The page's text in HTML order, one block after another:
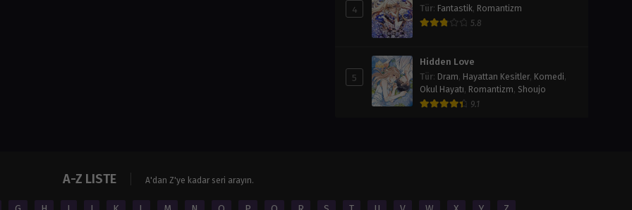
4 Tür: Fantastik, Romantizm
5.8
5
Hidden Love
Tür: Dram, Hayattan Kesitler, Komedi,
Okul Hayatı, Romantizm, Shoujo
9.1
A-Z LISTE A'dan Z'ye kadar seri arayın.